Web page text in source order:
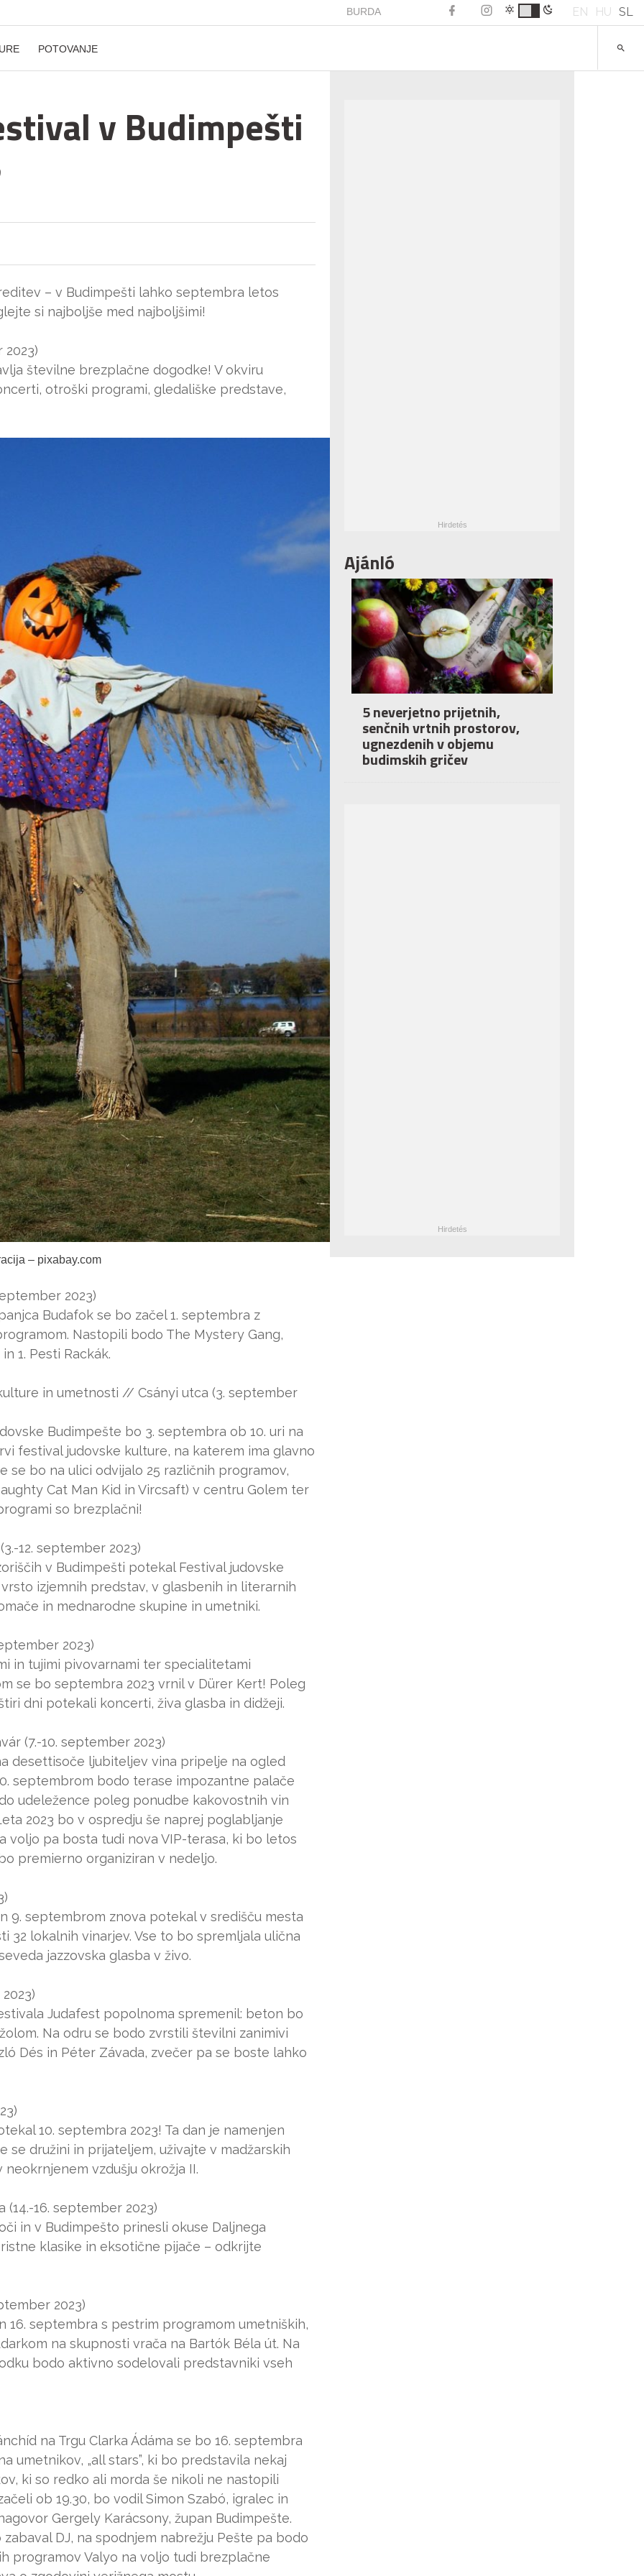
BURDA EN HU SL
POTOVANJE
v Budimpešti
– v Budimpešti lahko septembra letos
si najboljše med najboljšimi!
številne brezplačne dogodke! V okviru
otroški programi, gledališke predstave,
– pixabay.com
2023)
Budafok se bo začel 1. septembra z
Nastopili bodo The Mystery Gang,
1. Pesti Rackák.
in umetnosti // Csányi utca (3. september
Budimpešte bo 3. septembra ob 10. uri na
festival judovske kulture, na katerem ima glavno
se bo na ulici odvijalo 25 različnih programov,
Cat Man Kid in Vircsaft) v centru Golem ter
so brezplačni!
12. september 2023)
v Budimpešti potekal Festival judovske
izjemnih predstav, v glasbenih in literarnih
in mednarodne skupine in umetniki.
2023)
in tujimi pivovarnami ter specialitetami
se bo septembra 2023 vrnil v Dürer Kert! Poleg
dni potekali koncerti, živa glasba in didžeji.
(7.-10. september 2023)
desettisoče ljubiteljev vina pripelje na ogled
septembrom bodo terase impozantne palače
udeležence poleg ponudbe kakovostnih vin
2023 bo v ospredju še naprej poglabljanje
voljo pa bosta tudi nova VIP-terasa, ki bo letos
premierno organiziran v nedeljo.
9. septembrom znova potekal v središču mesta
lokalnih vinarjev. Vse to bo spremljala ulična
jazzovska glasba v živo.
Judafest popolnoma spremenil: beton bo
Na odru se bodo zvrstili številni zanimivi
Dés in Péter Závada, zvečer pa se boste lahko
10. septembra 2023! Ta dan je namenjen
se družini in prijateljem, uživajte v madžarskih
vzdušju okrožja II.
16. september 2023)
in v Budimpešto prinesli okuse Daljnega
klasike in eksotične pijače – odkrijte
2023)
16. septembra s pestrim programom umetniških,
na skupnosti vrača na Bartók Béla út. Na
bodo aktivno sodelovali predstavniki vseh
na Trgu Clarka Ádáma se bo 16. septembra
umetnikov, „all stars”, ki bo predstavila nekaj
ki so redko ali morda še nikoli ne nastopili
ob 19.30, bo vodil Simon Szabó, igralec in
Gergely Karácsony, župan Budimpešte.
DJ, na spodnjem nabrežju Pešte pa bodo
programov Valyo na voljo tudi brezplačne
Ajánló
5 neverjetno prijetnih,
senčnih vrtnih prostorov,
ugnezdenih v objemu
budimskih gričev